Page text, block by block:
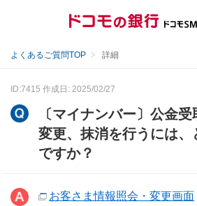
よくあるご質問TOP 詳細
ID:7415 作成日: 2025/02/27
〔マイナンバー〕公金受
変更、抹消を行うには、
ですか？
お客さま情報照会・変更画面